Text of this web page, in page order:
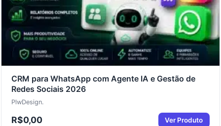
CRM para WhatsApp com Agente IA e Gestão de
Redes Sociais 2026
PlwDesign.
R$0,00 Ver Produto